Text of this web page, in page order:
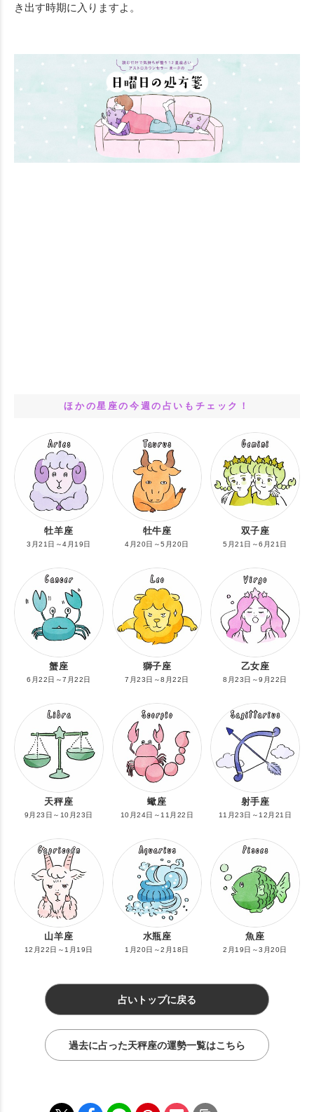
き出す時期に入りますよ。
ほかの星座の今週の占いもチェック！
牡羊座
3月21日～4月19日
牡牛座
4月20日～5月20日
双子座
5月21日～6月21日
蟹座
6月22日～7月22日
獅子座
7月23日～8月22日
乙女座
8月23日～9月22日
天秤座
9月23日～10月23日
蠍座
10月24日～11月22日
射手座
11月23日～12月21日
山羊座
12月22日～1月19日
水瓶座
1月20日～2月18日
魚座
2月19日～3月20日
占いトップに戻る
過去に占った天秤座の運勢一覧はこちら